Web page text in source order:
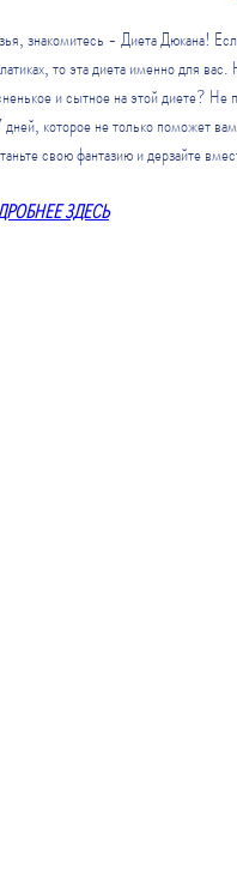
знакомитесь - Диета Дюкана!
то эта диета именно для
и сытное на этой диете?
дней, которое не только поможет
свою фантазию и дерзайте
ЗДЕСЬ